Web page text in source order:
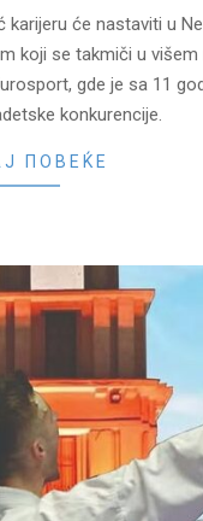
karijeru će nastaviti u
koji se takmiči u višem
gde je sa 11
konkurencije.
ПОВЕЌЕ